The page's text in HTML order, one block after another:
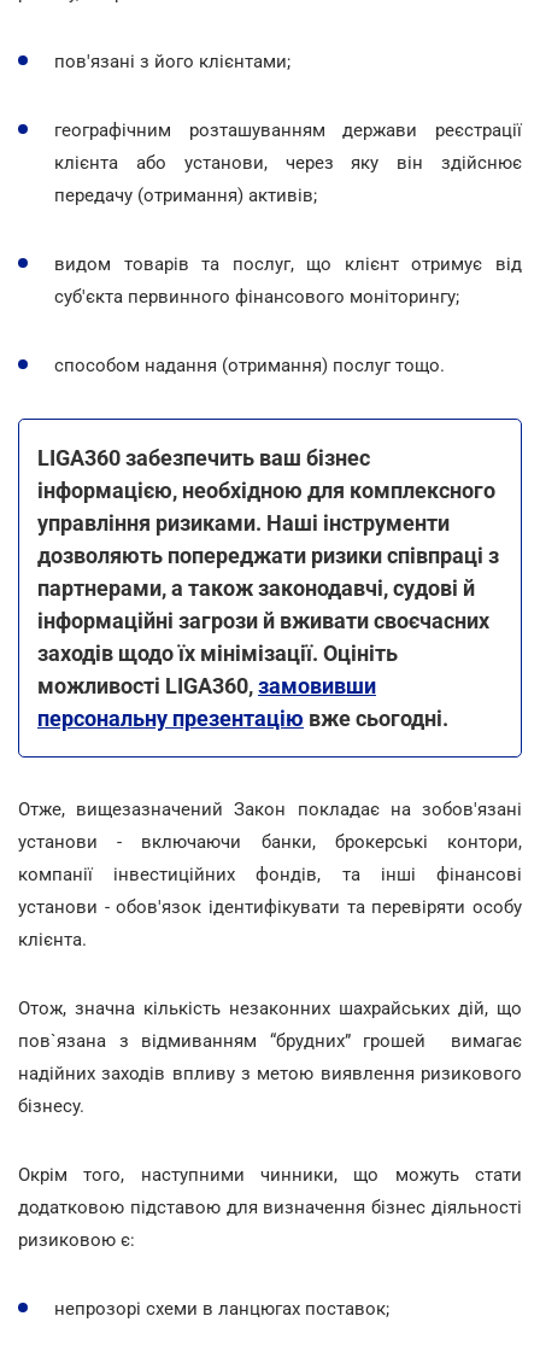
пов'язані з його клієнтами;
географічним розташуванням держави реєстрації
клієнта або установи, через яку він здійснює
передачу (отримання) активів;
видом товарів та послуг, що клієнт отримує від
суб'єкта первинного фінансового моніторингу;
способом надання (отримання) послуг тощо.
LIGA360 забезпечить ваш бізнес
інформацією, необхідною для комплексного
управління ризиками. Наші інструменти
дозволяють попереджати ризики співпраці з
партнерами, а також законодавчі, судові й
інформаційні загрози й вживати своєчасних
заходів щодо їх мінімізації. Оцініть
можливості LIGA360,замовивши
персональну презентацію вже сьогодні.
Отже, вищезазначений Закон покладає на зобов'язані
установи - включаючи банки, брокерські контори,
компанії інвестиційних фондів, та інші фінансові
установи - обов'язок ідентифікувати та перевіряти особу
клієнта.
Отож, значна кількість незаконних шахрайських дій, що
пов`язана з відмиванням “брудних” грошей вимагає
надійних заходів впливу з метою виявлення ризикового
бізнесу.
Окрім того, наступними чинники, що можуть стати
додатковою підставою для визначення бізнес діяльності
ризиковою є:
непрозорі схеми в ланцюгах поставок;